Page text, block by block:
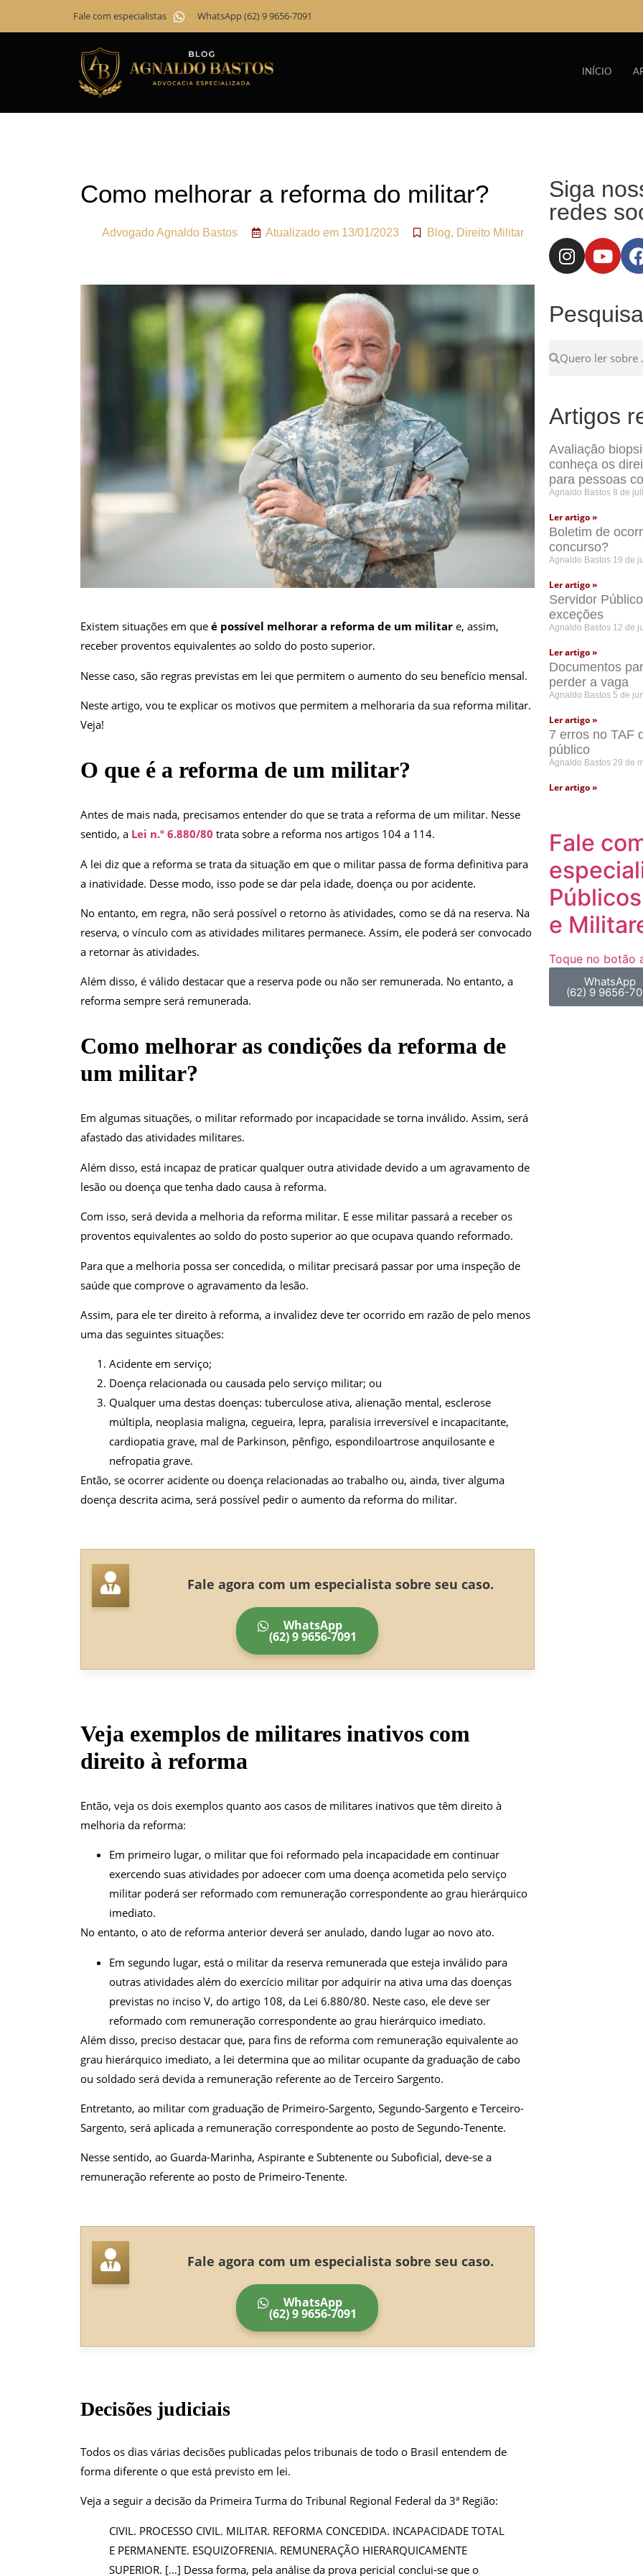
Fale com especialistas WhatsApp (62) 9 9656-7091
INÍCIO
Como melhorar a reforma do militar?
AdvogadoAgnaldo Bastos Atualizado em 13/01/2023 Blog, Direito Militar
Existem situações em que é possível melhorar a reforma de um militar e, assim,
receber proventos equivalentes ao soldo do posto superior.
Nesse caso, são regras previstas em lei que permitem o aumento do seu benefício mensal.
Neste artigo, vou te explicar os motivos que permitem a melhoraria da sua reforma militar.
Veja!
O que é a reforma de um militar?
Antes de mais nada, precisamos entender do que se trata a reforma de um militar. Nesse
sentido, a Lei n.º 6.880/80 trata sobre a reforma nos artigos 104 a 114.
A lei diz que a reforma se trata da situação em que o militar passa de forma definitiva para
a inatividade. Desse modo, isso pode se dar pela idade, doença ou por acidente.
No entanto, em regra, não será possível o retorno às atividades, como se dá na reserva. Na
reserva, o vínculo com as atividades militares permanece. Assim, ele poderá ser convocado
a retornar às atividades.
Além disso, é válido destacar que a reserva pode ou não ser remunerada. No entanto, a
reforma sempre será remunerada.
Como melhorar as condições da reforma de
um militar?
Em algumas situações, o militar reformado por incapacidade se torna inválido. Assim, será
afastado das atividades militares.
Além disso, está incapaz de praticar qualquer outra atividade devido a um agravamento de
lesão ou doença que tenha dado causa à reforma.
Com isso, será devida a melhoria da reforma militar. E esse militar passará a receber os
proventos equivalentes ao soldo do posto superior ao que ocupava quando reformado.
Para que a melhoria possa ser concedida, o militar precisará passar por uma inspeção de
saúde que comprove o agravamento da lesão.
Assim, para ele ter direito à reforma, a invalidez deve ter ocorrido em razão de pelo menos
uma das seguintes situações:
Acidente em serviço;
Doença relacionada ou causada pelo serviço militar; ou
Qualquer uma destas doenças: tuberculose ativa, alienação mental, esclerose
múltipla, neoplasia maligna, cegueira, lepra, paralisia irreversível e incapacitante,
cardiopatia grave, mal de Parkinson, pênfigo, espondiloartrose anquilosante e
nefropatia grave.
Então, se ocorrer acidente ou doença relacionadas ao trabalho ou, ainda, tiver alguma
doença descrita acima, será possível pedir o aumento da reforma do militar.
Fale agora com um especialista sobre seu caso.
WhatsApp
(62) 9 9656-7091
Veja exemplos de militares inativos com
direito à reforma
Então, veja os dois exemplos quanto aos casos de militares inativos que têm direito à
melhoria da reforma:
Em primeiro lugar, o militar que foi reformado pela incapacidade em continuar
exercendo suas atividades por adoecer com uma doença acometida pelo serviço
militar poderá ser reformado com remuneração correspondente ao grau hierárquico
imediato.
No entanto, o ato de reforma anterior deverá ser anulado, dando lugar ao novo ato.
Em segundo lugar, está o militar da reserva remunerada que esteja inválido para
outras atividades além do exercício militar por adquirir na ativa uma das doenças
previstas no inciso V, do artigo 108, da Lei 6.880/80. Neste caso, ele deve ser
reformado com remuneração correspondente ao grau hierárquico imediato.
Além disso, preciso destacar que, para fins de reforma com remuneração equivalente ao
grau hierárquico imediato, a lei determina que ao militar ocupante da graduação de cabo
ou soldado será devida a remuneração referente ao de Terceiro Sargento.
Entretanto, ao militar com graduação de Primeiro-Sargento, Segundo-Sargento e Terceiro-
Sargento, será aplicada a remuneração correspondente ao posto de Segundo-Tenente.
Nesse sentido, ao Guarda-Marinha, Aspirante e Subtenente ou Suboficial, deve-se a
remuneração referente ao posto de Primeiro-Tenente.
Fale agora com um especialista sobre seu caso.
WhatsApp
(62) 9 9656-7091
Decisões judiciais
Todos os dias várias decisões publicadas pelos tribunais de todo o Brasil entendem de
forma diferente o que está previsto em lei.
Veja a seguir a decisão da Primeira Turma do Tribunal Regional Federal da 3ª Região:
CIVIL. PROCESSO CIVIL. MILITAR. REFORMA CONCEDIDA. INCAPACIDADE TOTAL
E PERMANENTE. ESQUIZOFRENIA. REMUNERAÇÃO HIERARQUICAMENTE
SUPERIOR. […] Dessa forma, pela análise da prova pericial conclui-se que o
Siga
redes
Artigos
Avaliação
conheça os
para pessoas
Agnaldo Bastos 8 de
Ler artigo »
Boletim de
concurso?
Agnaldo Bastos 19 de
Ler artigo »
Servidor
exceções
Agnaldo Bastos 12 de
Ler artigo »
Documentos
perder a vaga
Agnaldo Bastos 5 de
Ler artigo »
7 erros no TAF
público
Agnaldo Bastos 29 de
Ler artigo »
Fale
e
Toque no botão
WhatsApp
(62) 9 9656-